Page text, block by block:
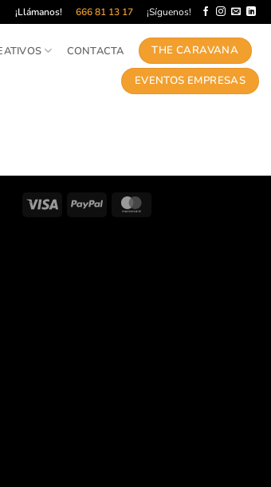
¡Llámanos! 666 81 13 17 ¡Síguenos!
CONTACTA THE CARAVANA
EVENTOS EMPRESAS
Visa PayPal